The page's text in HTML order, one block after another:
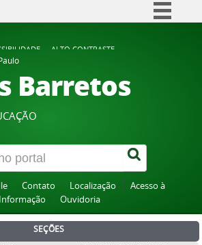
Participe
Acesso à informação
Canais
ALTO CONTRASTE
Barretos
Contato Localização
Acesso à
Informação
Ouvidoria
SEÇÕES